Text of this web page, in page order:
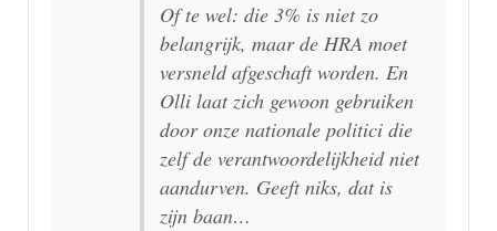
Of te wel: die 3% is niet zo
belangrijk, maar de HRA moet
versneld afgeschaft worden. En
Olli laat zich gewoon gebruiken
door onze nationale politici die
zelf de verantwoordelijkheid niet
aandurven. Geeft niks, dat is
zijn baan…